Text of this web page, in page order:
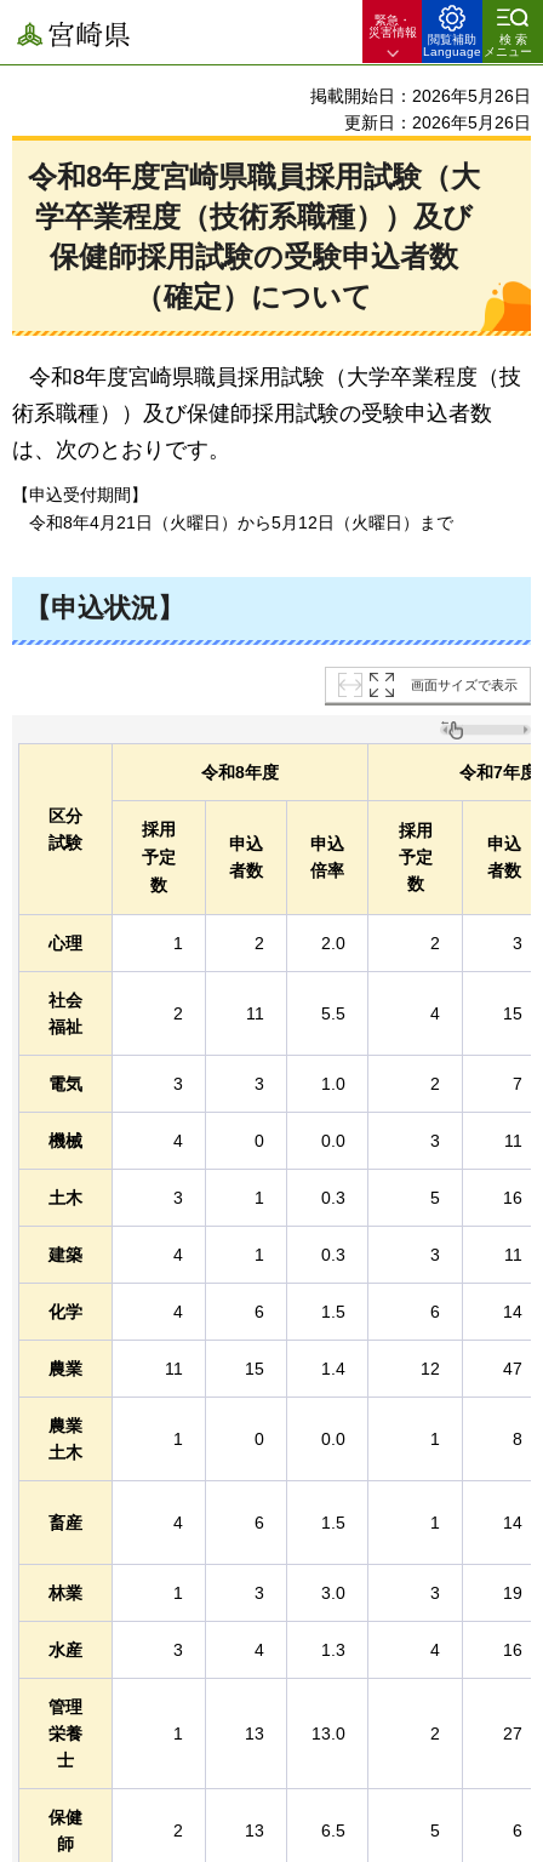
宮崎県
緊急・
災害情報
閲覧補助
Language
検索
メニュー
掲載開始日：2026年5月26日
更新日：2026年5月26日
令和8年度宮崎県職員採用試験（大
学卒業程度（技術系職種））及び
保健師採用試験の受験申込者数
（確定）について
令和8年度宮崎県職員採用試験（大学卒業程度（技
術系職種））及び保健師採用試験の受験申込者数
は、次のとおりです。
【申込受付期間】
令和8年4月21日（火曜日）から5月12日（火曜日）まで
【申込状況】
画面サイズで表示
区分
試験
令和8年度 令和7年度
採用
予定
数
申込
者数
申込
倍率
採用
予定
数
申込
者数
心理 1 2 2.0 2 3
社会
福祉
2 11 5.5 4 15
電気 3 3 1.0 2 7
機械 4 0 0.0 3 11
土木 3 1 0.3 5 16
建築 4 1 0.3 3 11
化学 4 6 1.5 6 14
農業 11 15 1.4 12 47
農業
土木
1 0 0.0 1 8
畜産 4 6 1.5 1 14
林業 1 3 3.0 3 19
水産 3 4 1.3 4 16
管理
栄養
士
1 13 13.0 2 27
保健
師
2 13 6.5 5 6